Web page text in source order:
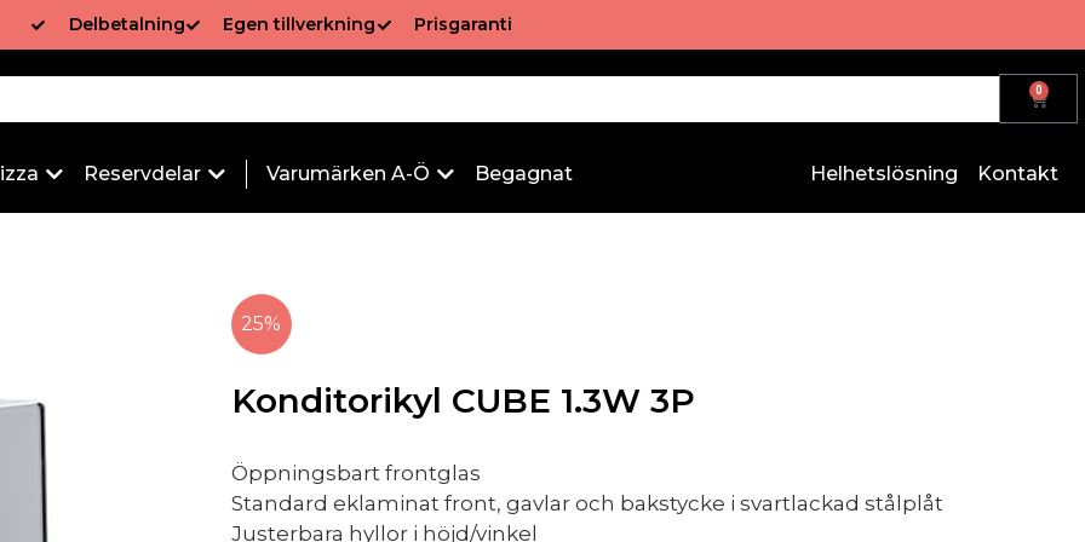
Delbetalning Egen tillverkning Prisgaranti
0
Reservdelar Varumärken A-Ö Begagnat Helhetslösning Kontakt
25%
Konditorikyl CUBE 1.3W 3P
Öppningsbart frontglas
Standard eklaminat front, gavlar och bakstycke i svartlackad stålplåt
Justerbara hyllor i höjd/vinkel